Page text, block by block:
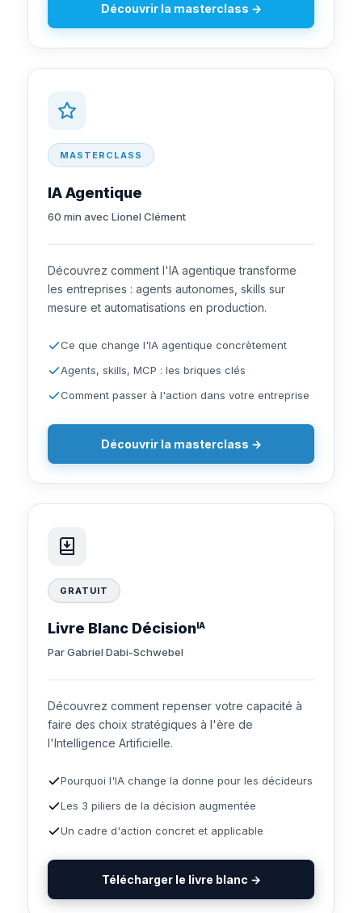
Découvrir la masterclass →
MASTERCLASS
IA Agentique
60 min avec Lionel Clément
Découvrez comment l'IA agentique transforme
les entreprises : agents autonomes, skills sur
mesure et automatisations en production.
Ce que change l'IA agentique concrètement
Agents, skills, MCP : les briques clés
Comment passer à l'action dans votre entreprise
Découvrir la masterclass →
GRATUIT
Livre Blanc Décision IA
Par Gabriel Dabi-Schwebel
Découvrez comment repenser votre capacité à
faire des choix stratégiques à l'ère de
l'Intelligence Artificielle.
Pourquoi l'IA change la donne pour les décideurs
Les 3 piliers de la décision augmentée
Un cadre d'action concret et applicable
Télécharger le livre blanc →